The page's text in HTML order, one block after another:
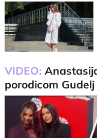
VIDEO:
porodicom